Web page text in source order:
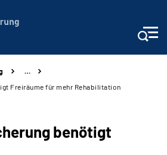
…
Freiräume für mehr Rehabilitation
benötigt